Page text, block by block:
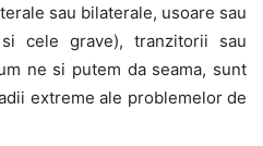
sau bilaterale, usoare sau
cele grave), tranzitorii sau
ne si putem da seama, sunt
extreme ale problemelor de